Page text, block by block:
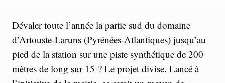
Dévaler toute l’année la partie sud du domaine
d’Artouste-Laruns (Pyrénées-Atlantiques) jusqu’au
pied de la station sur une piste synthétique de 200
mètres de long sur 15 ? Le projet divise. Lancé à